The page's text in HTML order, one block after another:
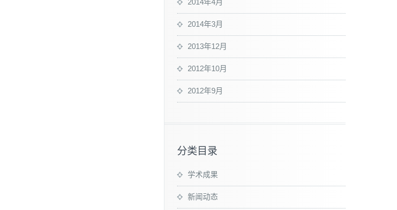
2014年4月
2014年3月
2013年12月
2012年10月
2012年9月
分类目录
学术成果
新闻动态